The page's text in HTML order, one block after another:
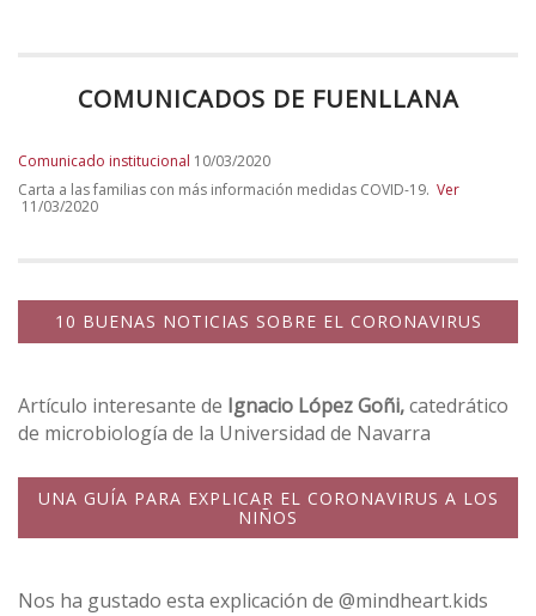
COMUNICADOS DE FUENLLANA
Comunicado institucional 10/03/2020
Carta a las familias con más información medidas COVID-19. Ver
11/03/2020
10 BUENAS NOTICIAS SOBRE EL CORONAVIRUS
Artículo interesante de Ignacio López Goñi,catedrático
de microbiología de la Universidad de Navarra
UNA GUÍA PARA EXPLICAR EL CORONAVIRUS A LOS
NIÑOS
Nos ha gustado esta explicación de @mindheart.kids